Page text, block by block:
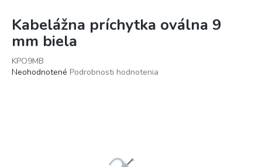
Kabelážna príchytka oválna 9
mm biela
KPO9MB
Priemerné
Neohodnotené Podrobnosti hodnotenia